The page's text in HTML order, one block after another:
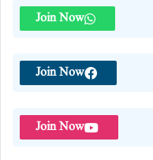
Join Now
Join Now
Join Now